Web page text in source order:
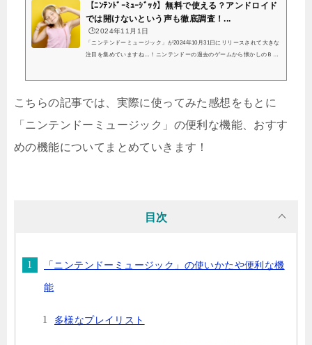
【ﾆﾝﾃﾝﾄﾞｰﾐｭｰｼﾞｯｸ】無料で使える？アンドロイド
では開けないという声も徹底調査！...
🕒️2024年11月1日
「ニンテンドーミュージック」が2024年10月31日にリリースされて大きな
注目を集めていますね…！ニンテンドーの過去のゲームから懐かしのＢＧ
また、無料で「ニンテンドーミュージック」を利用することはできるのか
ださいね。実際に「ニンテンドーミュー...
こちらの記事では、実際に使ってみた感想をもとに
「ニンテンドーミュージック」の便利な機能、おすす
めの機能についてまとめていきます！
目次
「ニンテンドーミュージック」の使いかたや便利な機
能
多様なプレイリスト